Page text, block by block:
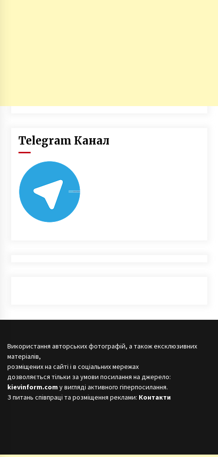
Telegram Канал
Використання авторських фотографій, а також ексклюзивних
матеріалів,
розміщених на сайті і в соціальних мережах
дозволяється тільки за умови посилання на джерело:
kievinform.com у вигляді активного гіперпосилання.
З питань співпраці та розміщення реклами: Контакти